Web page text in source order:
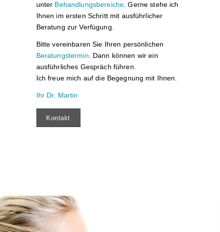
unter Behandlungsbereiche. Gerne stehe ich
Ihnen im ersten Schritt mit ausführlicher
Beratung zur Verfügung.
Bitte vereinbaren Sie Ihren persönlichen
Beratungstermin. Dann können wir ein
ausführliches Gespräch führen.
Ich freue mich auf die Begegnung mit Ihnen.
Ihr Dr. Martin
Kontakt